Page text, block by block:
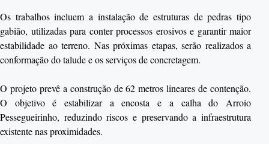
Os trabalhos incluem a instalação de estruturas de pedras tipo
gabião, utilizadas para conter processos erosivos e garantir maior
estabilidade ao terreno. Nas próximas etapas, serão realizados a
conformação do talude e os serviços de concretagem.
O projeto prevê a construção de 62 metros lineares de contenção.
O objetivo é estabilizar a encosta e a calha do Arroio
Pessegueirinho, reduzindo riscos e preservando a infraestrutura
existente nas proximidades.